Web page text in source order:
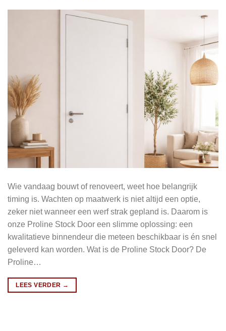
Wie vandaag bouwt of renoveert, weet hoe belangrijk
timing is. Wachten op maatwerk is niet altijd een optie,
zeker niet wanneer een werf strak gepland is. Daarom is
onze Proline Stock Door een slimme oplossing: een
kwalitatieve binnendeur die meteen beschikbaar is én snel
geleverd kan worden. Wat is de Proline Stock Door? De
Proline…
LEES VERDER →